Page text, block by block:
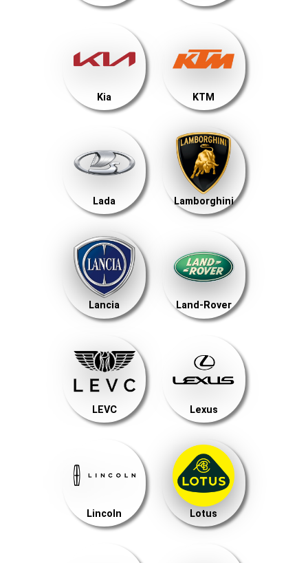
Kia KTM
Lada Lamborghini
Lancia Land-Rover
LEVC Lexus
Lincoln Lotus